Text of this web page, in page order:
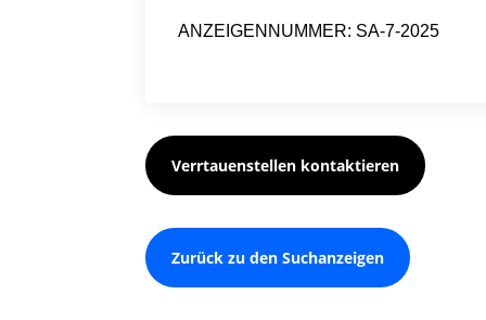
ANZEIGENNUMMER: SA-7-2025
Verrtauenstellen kontaktieren
Zurück zu den Suchanzeigen